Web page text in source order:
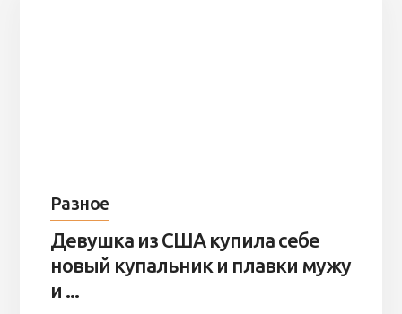
Разное
Девушка из США купила себе
новый купальник и плавки мужу
и ...